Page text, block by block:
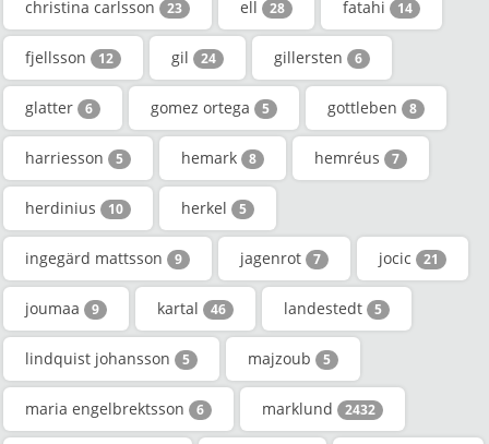
christina carlsson 23 ell 28 fatahi 14
fjellsson 12 gil 24 gillersten 6
glatter 6 gomez ortega 5 gottleben 8
harriesson 5 hemark 8 hemréus 7
herdinius 10 herkel 5
ingegärd mattsson 9 jagenrot 7 jocic 21
joumaa 9 kartal 46 landestedt 5
lindquist johansson 5 majzoub 5
maria engelbrektsson 6 marklund 2432